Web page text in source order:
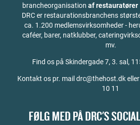
brancheorganisation af
DRC er restaurationsbranchens
ca. 1.200 medlemsvirksomheder -
caféer, barer, natklubber,
mv.
Find os på Skindergade 7, 3. sal,
Kontakt os pr. mail drc@thehost.dk
10 11
FØLG MED PÅ DRC'S